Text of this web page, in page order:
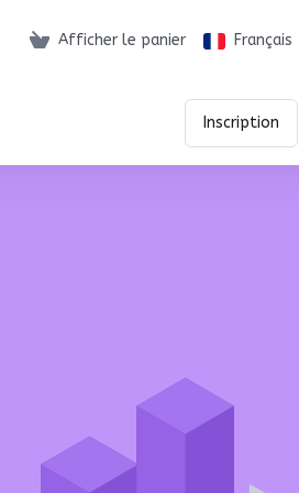
Afficher le panier Français
Inscription